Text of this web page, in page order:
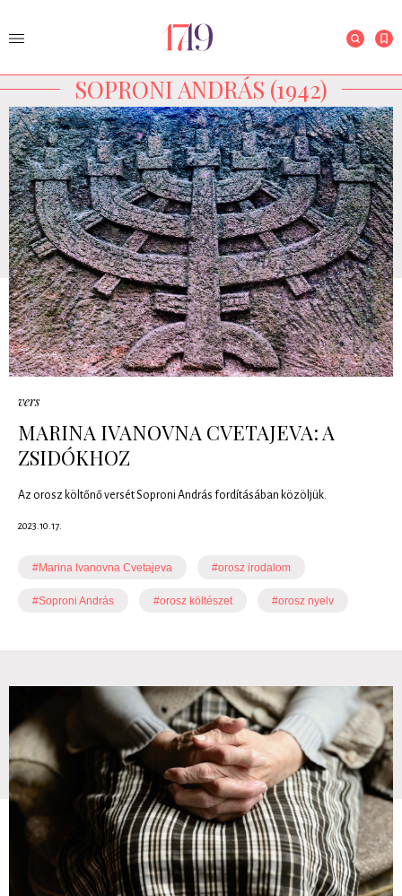
SOPRONI ANDRÁS (1942)
vers
MARINA IVANOVNA CVETAJEVA: A
ZSIDÓKHOZ
Az orosz költőnő versét Soproni András fordításában közöljük.
2023.10.17.
#Marina Ivanovna Cvetajeva #orosz irodalom
#Soproni András #orosz költészet #orosz nyelv